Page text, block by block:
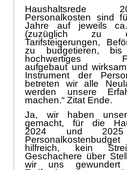
Personalkosten sind fü
Jahre auf jeweils
(zuzüglich zu
Tarifsteigerungen, Befö
zu budgetieren,
hochwertiges
aufgebaut und
Instrument der
betreten wir alle
werden unsere
machen.“ Zitat Ende.
Ja, wir haben
gemacht, für die
2024 und
hilfreich, kein
Geschachere über
wir uns